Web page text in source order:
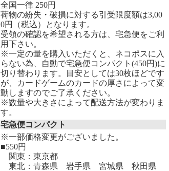
全国一律 250円
荷物の紛失・破損に対する引受限度額は3,00
0円（税込）となります。
受領の確認を希望される方は、宅急便をご利
用下さい。
※一定の量を購入いただくと、ネコポスに入
らない為、自動で宅急便コンパクト(450円)に
切り替わります。目安としては30枚ほどです
が、カードゲームのカードの厚さによって変
動しますのでご了承ください。
※数量や大きさによって配送方法が変わりま
す。
宅急便コンパクト
※一部価格変更がございました。
■550円
関東：東京都
東北：青森県 岩手県 宮城県 秋田県